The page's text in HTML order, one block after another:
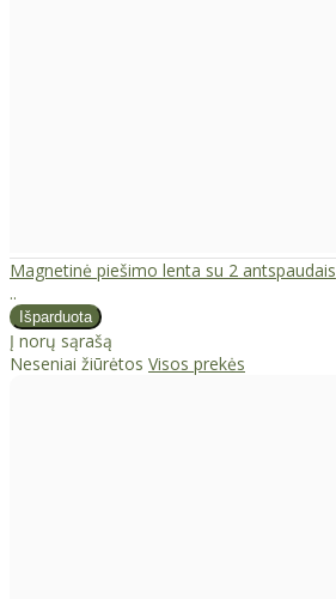
Magnetinė piešimo lenta su 2 antspaudais
..
Į norų sąrašą
Neseniai žiūrėtos Visos prekės